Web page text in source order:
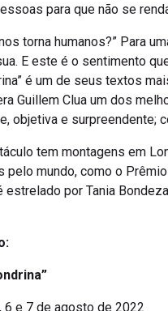
para que não se
torna humanos?” Para
E este é o sentimento
é um de seus textos
Guillem Clua um dos
objetiva e surpreendente;
tem montagens em
pelo mundo, como o
estrelado por Tania
6 e 7 de agosto de 2022